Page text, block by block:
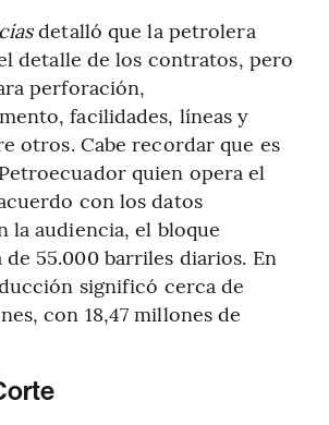
detalló que la petrolera
detalle de los contratos, pero
perforación,
facilidades, líneas y
otros. Cabe recordar que es
quien opera el
con los datos
la audiencia, el bloque
55.000 barriles diarios. En
significó cerca de
con 18,47 millones de